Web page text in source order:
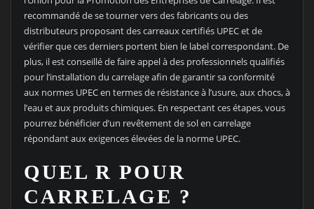
recommandé de se tourner vers des fabricants ou des
distributeurs proposant des carreaux certifiés UPEC et de
vérifier que ces derniers portent bien le label correspondant. De
plus, il est conseillé de faire appel à des professionnels qualifiés
pour l’installation du carrelage afin de garantir sa conformité
aux normes UPEC en termes de résistance à l’usure, aux chocs, à
l’eau et aux produits chimiques. En respectant ces étapes, vous
pourrez bénéficier d’un revêtement de sol en carrelage
répondant aux exigences élevées de la norme UPEC.
QUEL R POUR
CARRELAGE ?